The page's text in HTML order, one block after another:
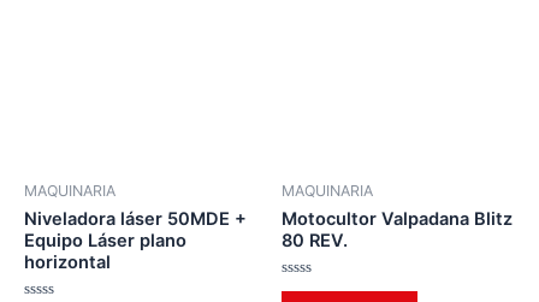
MAQUINARIA
Niveladora láser 50MDE +
Equipo Láser plano
horizontal
MAQUINARIA
Motocultor Valpadana Blitz
80 REV.
Valorado